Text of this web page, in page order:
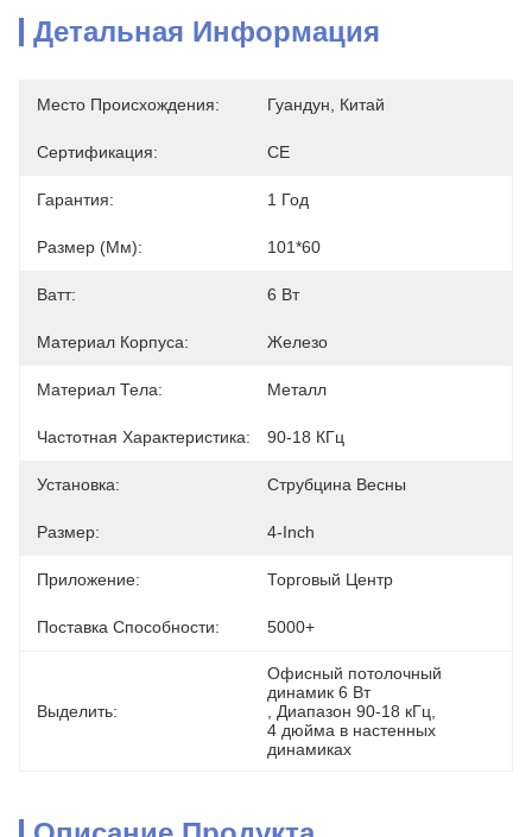
Детальная Информация
Место Происхождения: Гуандун, Китай
Сертификация: CE
Гарантия: 1 Год
Размер (мм): 101*60
Ватт: 6 Вт
Материал Корпуса: Железо
Материал Тела: Металл
Частотная Характеристика: 90-18 КГц
Установка: Струбцина Весны
Размер: 4-Inch
Приложение: Торговый Центр
Поставка Способности: 5000+
Выделить:
Офисный потолочный
динамик 6 Вт
Диапазон 90-18 кГц
4 дюйма в настенных
динамиках